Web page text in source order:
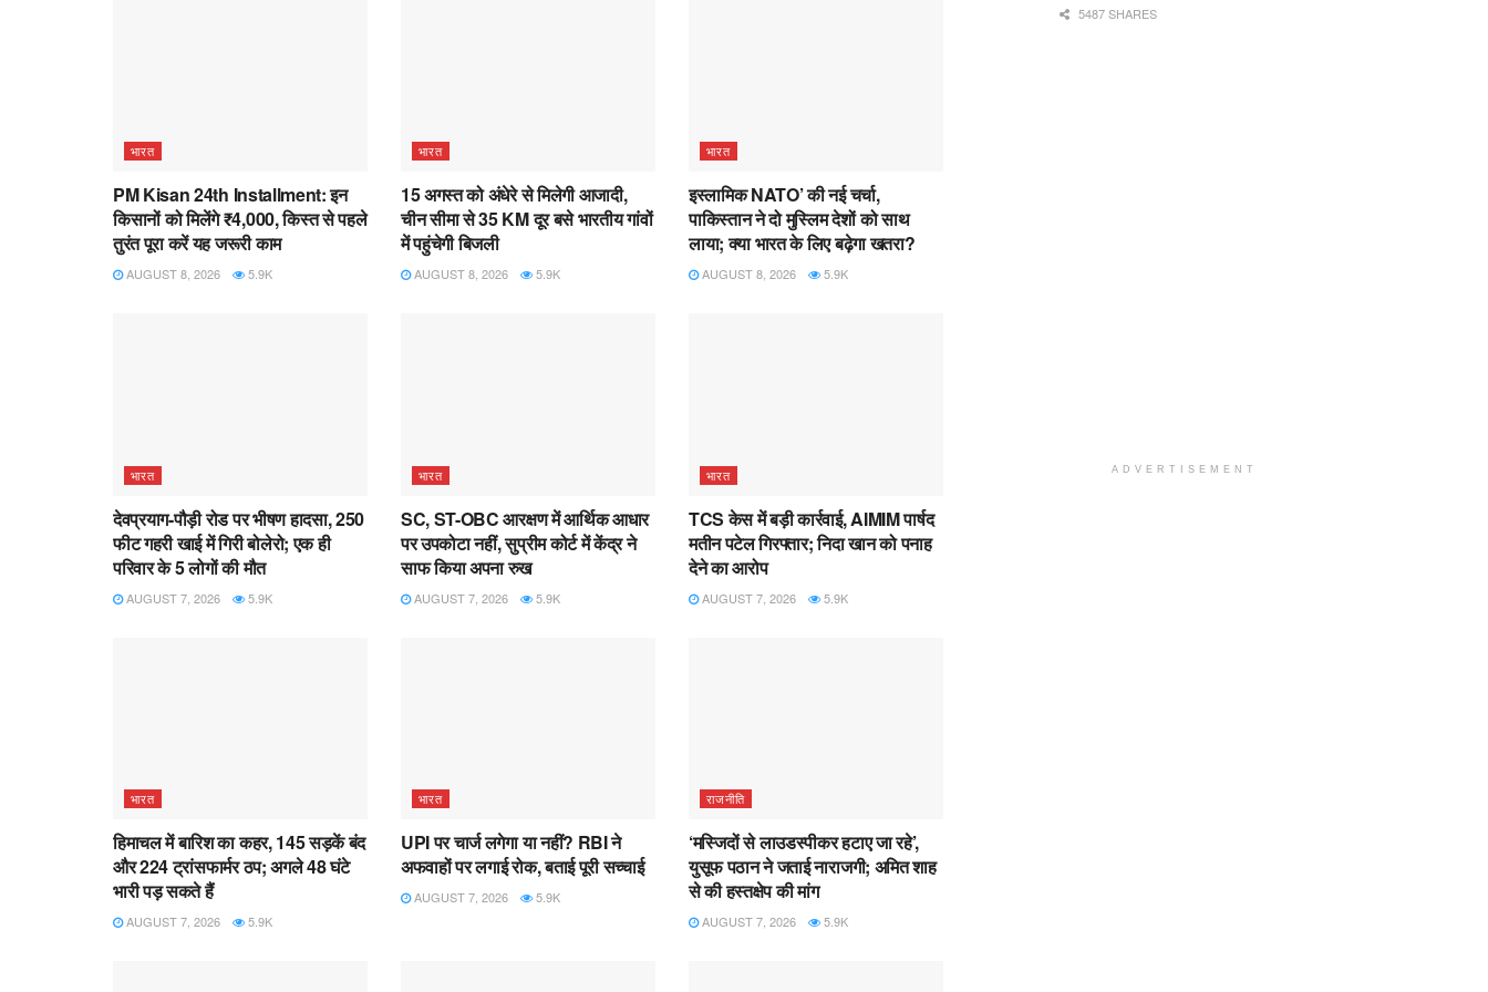
भारत
PM Kisan 24th Installment: इन
किसानों को मिलेंगे ₹4,000, किस्त से पहले
तुरंत पूरा करें यह जरूरी काम
AUGUST 8, 2026 5.9K
भारत
15 अगस्त को अंधेरे से मिलेगी आजादी,
चीन सीमा से 35 KM दूर बसे भारतीय गांवों
में पहुंचेगी बिजली
AUGUST 8, 2026 5.9K
भारत
इस्लामिक NATO’ की नई चर्चा,
पाकिस्तान ने दो मुस्लिम देशों को साथ
लाया; क्या भारत के लिए बढ़ेगा खतरा?
AUGUST 8, 2026 5.9K
भारत
देवप्रयाग-पौड़ी रोड पर भीषण हादसा, 250
फीट गहरी खाई में गिरी बोलेरो; एक ही
परिवार के 5 लोगों की मौत
AUGUST 7, 2026 5.9K
भारत
SC, ST-OBC आरक्षण में आर्थिक आधार
पर उपकोटा नहीं, सुप्रीम कोर्ट में केंद्र ने
साफ किया अपना रुख
AUGUST 7, 2026 5.9K
भारत
TCS केस में बड़ी कार्रवाई, AIMIM पार्षद
मतीन पटेल गिरफ्तार; निदा खान को पनाह
देने का आरोप
AUGUST 7, 2026 5.9K
भारत
हिमाचल में बारिश का कहर, 145 सड़कें बंद
और 224 ट्रांसफार्मर ठप; अगले 48 घंटे
भारी पड़ सकते हैं
AUGUST 7, 2026 5.9K
भारत
UPI पर चार्ज लगेगा या नहीं? RBI ने
अफवाहों पर लगाई रोक, बताई पूरी सच्चाई
AUGUST 7, 2026 5.9K
राजनीति
‘मस्जिदों से लाउडस्पीकर हटाए जा रहे’,
युसूफ पठान ने जताई नाराजगी; अमित शाह
से की हस्तक्षेप की मांग
AUGUST 7, 2026 5.9K
5487 SHARES
ADVERTISEMENT